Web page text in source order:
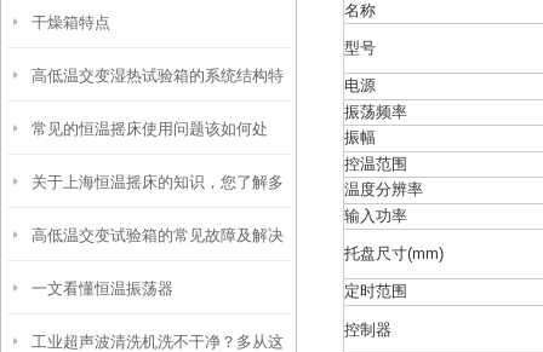
围
干燥箱特点
高低温交变湿热试验箱的系统结构特
点介绍
常见的恒温摇床使用问题该如何处
理？
关于上海恒温摇床的知识，您了解多
少？
高低温交变试验箱的常见故障及解决
方法
一文看懂恒温振荡器
工业超声波清洗机洗不干净？多从这
名称
型号
电源
振荡频率
振幅
控温范围
温度分辨率
输入功率
托盘尺寸(mm)
定时范围
控制器